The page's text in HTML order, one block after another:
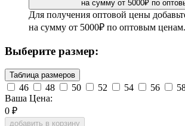
Для получения оптовой цены
на сумму от 5000₽ по оптовым ценам.
Выберите размер:
Таблица размеров
46 48 50 52 54 56
Ваша Цена:
0 ₽
добавить в корзину